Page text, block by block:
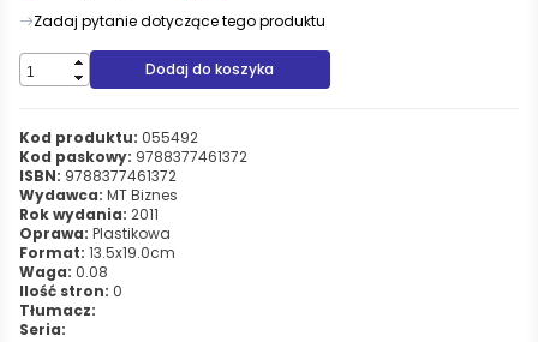
Zadaj pytanie dotyczące tego produktu
Dodaj do koszyka
Kod produktu: 055492
Kod paskowy: 9788377461372
ISBN: 9788377461372
Wydawca: MT Biznes
Rok wydania: 2011
Oprawa: Plastikowa
Format: 13.5x19.0cm
Waga: 0.08
Ilość stron: 0
Tłumacz:
Seria: